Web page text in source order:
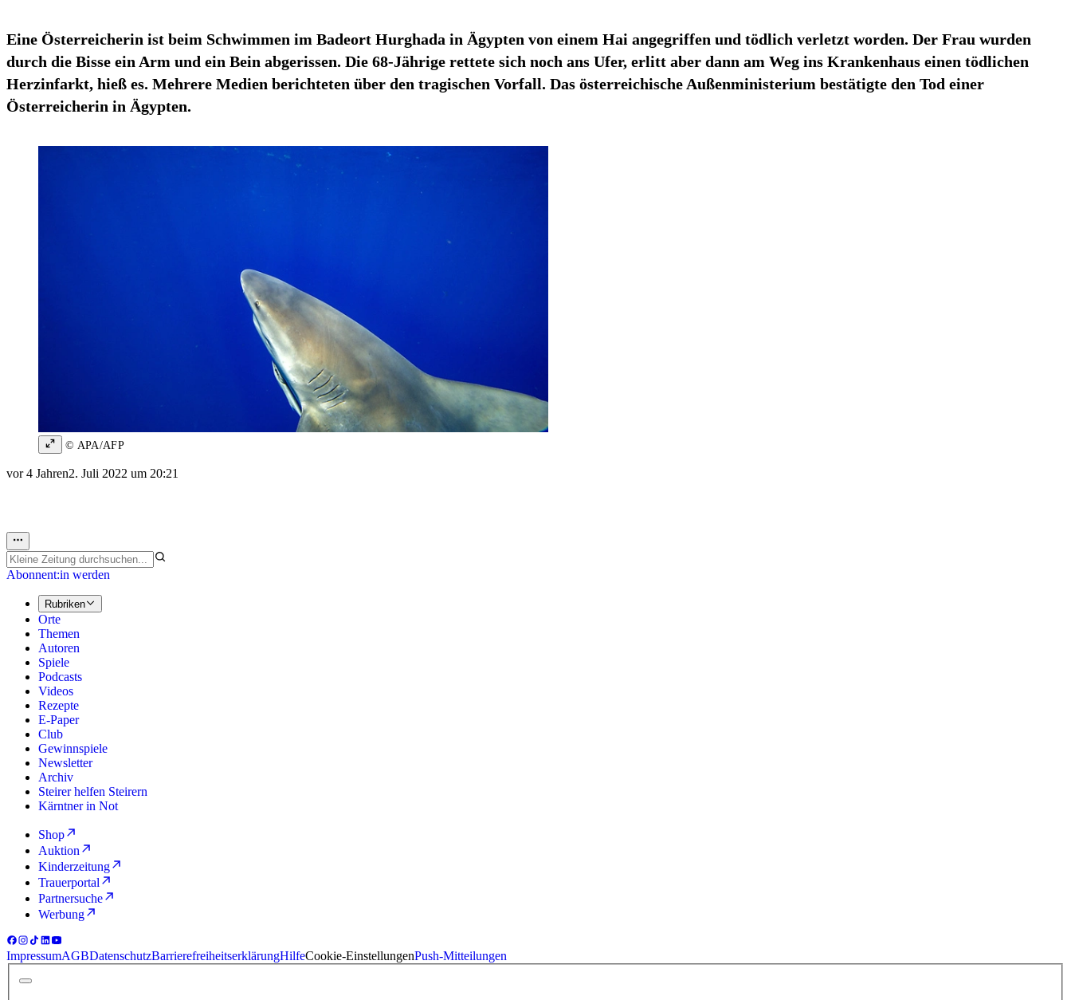
Eine Österreicherin ist beim Schwimmen im Badeort Hurghada in Ägypten von einem Hai angegriffen und tödlich verletzt worden. Der Frau wurden
durch die Bisse ein Arm und ein Bein abgerissen. Die 68-Jährige rettete sich noch ans Ufer, erlitt aber dann am Weg ins Krankenhaus einen tödlichen
Herzinfarkt, hieß es. Mehrere Medien berichteten über den tragischen Vorfall. Das österreichische Außenministerium bestätigte den Tod einer
Österreicherin in Ägypten.
© APA/AFP
vor 4 Jahren2. Juli 2022 um 20:21
Abonnent:in werden
Rubriken
Orte
Themen
Autoren
Spiele
Podcasts
Videos
Rezepte
E-Paper
Club
Gewinnspiele
Newsletter
Archiv
Steirer helfen Steirern
Kärntner in Not
Shop
Auktion
Kinderzeitung
Trauerportal
Partnersuche
Werbung
ImpressumAGBDatenschutzBarrierefreiheitserklärungHilfeCookie-EinstellungenPush-Mitteilungen